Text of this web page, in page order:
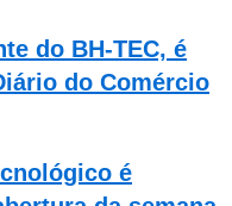
do BH-TEC, é
do Comércio
é